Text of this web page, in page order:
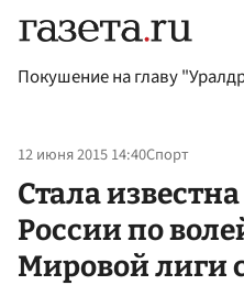
Покушение на главу
12 июня 2015 14:40Спорт
Стала
России по
Мировой лиги